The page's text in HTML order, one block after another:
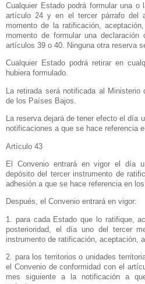
Cualquier Estado podrá formular una
artículo 24 y en el tercer párrafo del
momento de la ratificación,
momento de formular una
artículos 39 o 40. Ninguna otra reserva
Cualquier Estado podrá retirar en
hubiera formulado.
La retirada será notificada al Ministerio
de los Países Bajos.
La reserva dejará de tener efecto el día
notificaciones a que se hace referencia
Artículo 43
El Convenio entrará en vigor el día
depósito del tercer instrumento de
adhesión a que se hace referencia en
Después, el Convenio entrará en vigor:
1. para cada Estado que lo ratifique,
posterioridad, el día uno del tercer
instrumento de ratificación, aceptación,
2. para los territorios o unidades
el Convenio de conformidad con el
mes siguiente a la notificación a